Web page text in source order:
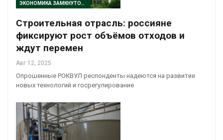
ЭКОНОМИКА ЗАМКНУТОГО ЦИКЛА
Строительная отрасль: россияне
фиксируют рост объёмов отходов и
ждут перемен
Авг 12, 2025
Опрошенные РОКВУЛ респонденты надеются на развитие
новых технологий и госрегулирование